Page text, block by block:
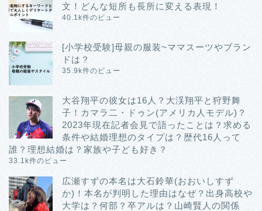
文！どんな短所も長所に変える表現！
40.1k件のビュー
[小学校受験]母親の服装~ママスーツやブラン
ドは？
35.9k件のビュー
大谷翔平の彼女は16人？大渓翔平と狩野舞
子！カマラ二・ドゥン(アメリカ人モデル)？
2023年現在記者会見で語ったことは？求める
条件や結婚理想のタイプは？歴代16人って
誰？理想結婚は？家族や子ども好き？
33.1k件のビュー
広瀬すずの本名は大石鈴華(おおいしすず
か)！本名が判明した理由はなぜ？出身高校や
大学は？何部？卒アルは？山崎賢人の関係